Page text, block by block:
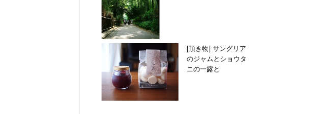
[頂き物] サングリア
のジャムとショウタ
ニの一露と